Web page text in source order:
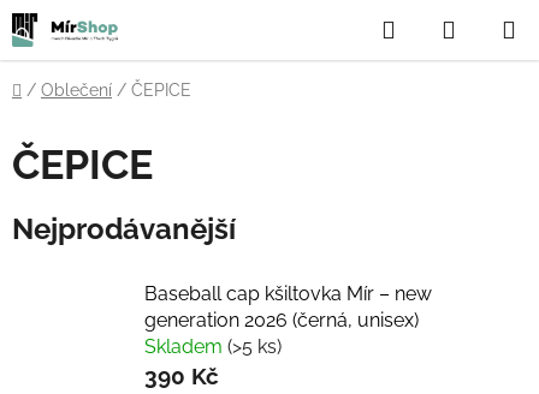
Přejít
na
obsah
Hledat
KOŠÍK
Domů
/ Oblečení / ČEPICE
ČEPICE
Nejprodávanější
Baseball cap kšiltovka Mír – new
generation 2026 (černá, unisex)
Skladem (>5 ks)
390 Kč